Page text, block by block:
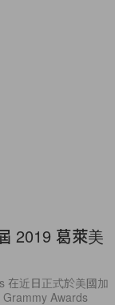
2019 葛萊美
在近日正式於美國加
Awards